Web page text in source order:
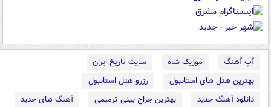
آپ آهنگ موزیک شاه
سایت تاریخ ایران
بهترین هتل های استانبول
رزرو هتل استانبول
دانلود آهنگ جدید
بهترین جراح بینی ترمیمی
آهنگ های جدید